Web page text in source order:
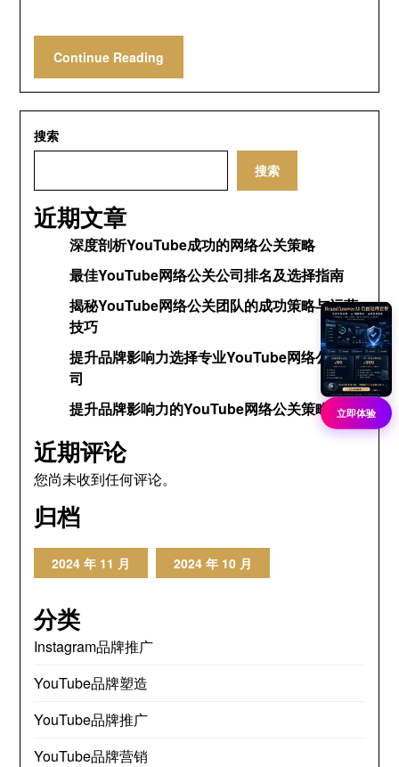
Continue Reading
搜索
搜索
近期文章
深度剖析YouTube成功的网络公关策略
最佳YouTube网络公关公司排名及选择指南
揭秘YouTube网络公关团队的成功策略与运营
技巧
提升品牌影响力选择专业YouTube网络公关公
司
提升品牌影响力的YouTube网络公关策略
近期评论
您尚未收到任何评论。
归档
2024 年 11 月 2024 年 10 月
分类
Instagram品牌推广
YouTube品牌塑造
YouTube品牌推广
YouTube品牌营销
立即体验